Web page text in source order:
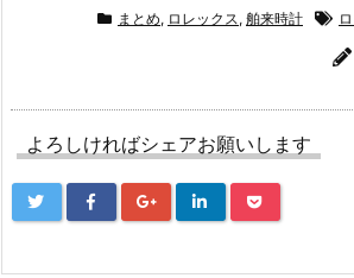
まとめ, ロレックス , 舶来時計
よろしければシェアお願いします